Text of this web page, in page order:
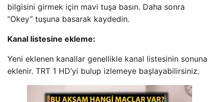
bilgisini girmek için mavi tuşa basın. Daha sonra
“Okey” tuşuna basarak kaydedin.
Kanal listesine ekleme:
Yeni eklenen kanallar genellikle kanal listesinin sonuna
eklenir. TRT 1 HD’yi bulup izlemeye başlayabilirsiniz.